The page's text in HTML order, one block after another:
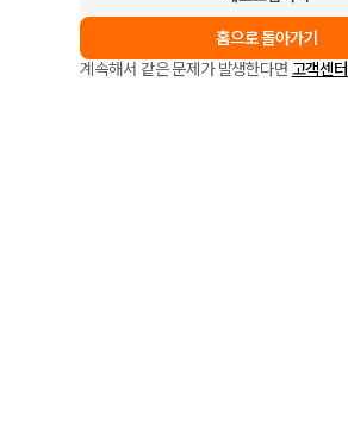
홈으로 돌아가기
계속해서 같은 문제가 발생한다면 고객센터